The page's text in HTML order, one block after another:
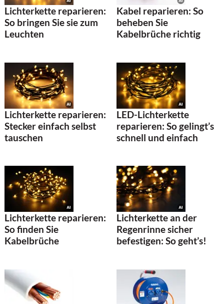
Lichterkette reparieren:
So bringen Sie sie zum
Leuchten
Kabel reparieren: So
beheben Sie
Kabelbrüche richtig
Lichterkette reparieren:
Stecker einfach selbst
tauschen
LED-Lichterkette
reparieren: So gelingt’s
schnell und einfach
Lichterkette reparieren:
So finden Sie
Kabelbrüche
Lichterkette an der
Regenrinne sicher
befestigen: So geht’s!